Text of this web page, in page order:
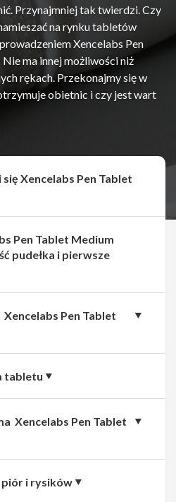
Przynajmniej tak twierdzi. Czy
na rynku tabletów
Xencelabs Pen
ma innej możliwości niż
rękach. Przekonajmy się w
obietnic i czy jest wart
Xencelabs Pen Tablet
Pen Tablet Medium
pudełka i pierwsze
Pen Tablet
tabletu
Xencelabs Pen Tablet
piór i rysików